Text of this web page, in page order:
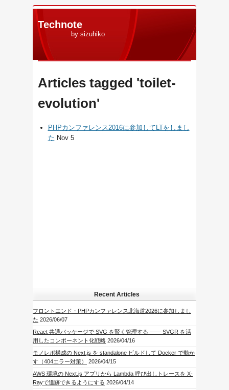
Technote
by sizuhiko
Articles tagged 'toilet-
evolution'
PHPカンファレンス2016に参加してLTをしまし
た Nov 5
Recent Articles
フロントエンド・PHPカンファレンス北海道2026に参加しまし
た 2026/06/07
React 共通パッケージで SVG を賢く管理する —— SVGR を活
用したコンポーネント化戦略 2026/04/16
モノレポ構成の Next.js を standalone ビルドして Docker で動か
す（404エラー対策）
2026/04/15
AWS 環境の Next.js アプリから Lambda 呼び出しトレースを X-
Rayで追跡できるようにする 2026/04/14